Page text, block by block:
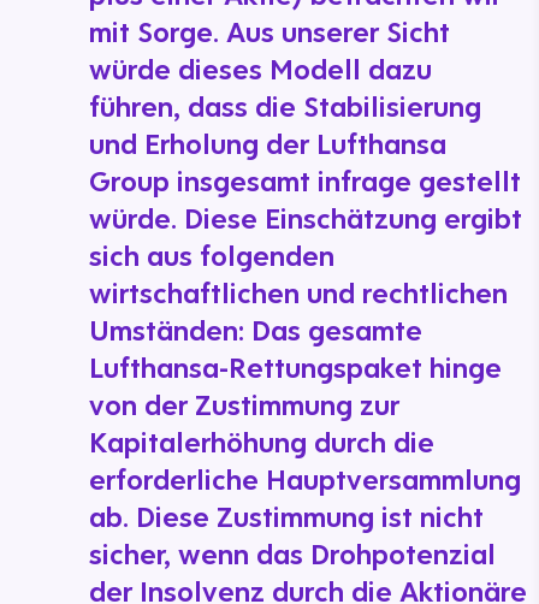
mit Sorge. Aus unserer Sicht
würde dieses Modell dazu
führen, dass die Stabilisierung
und Erholung der Lufthansa
Group insgesamt infrage gestellt
würde. Diese Einschätzung ergibt
sich aus folgenden
wirtschaftlichen und rechtlichen
Umständen: Das gesamte
Lufthansa-Rettungspaket hinge
von der Zustimmung zur
Kapitalerhöhung durch die
erforderliche Hauptversammlung
ab. Diese Zustimmung ist nicht
sicher, wenn das Drohpotenzial
der Insolvenz durch die Aktionäre